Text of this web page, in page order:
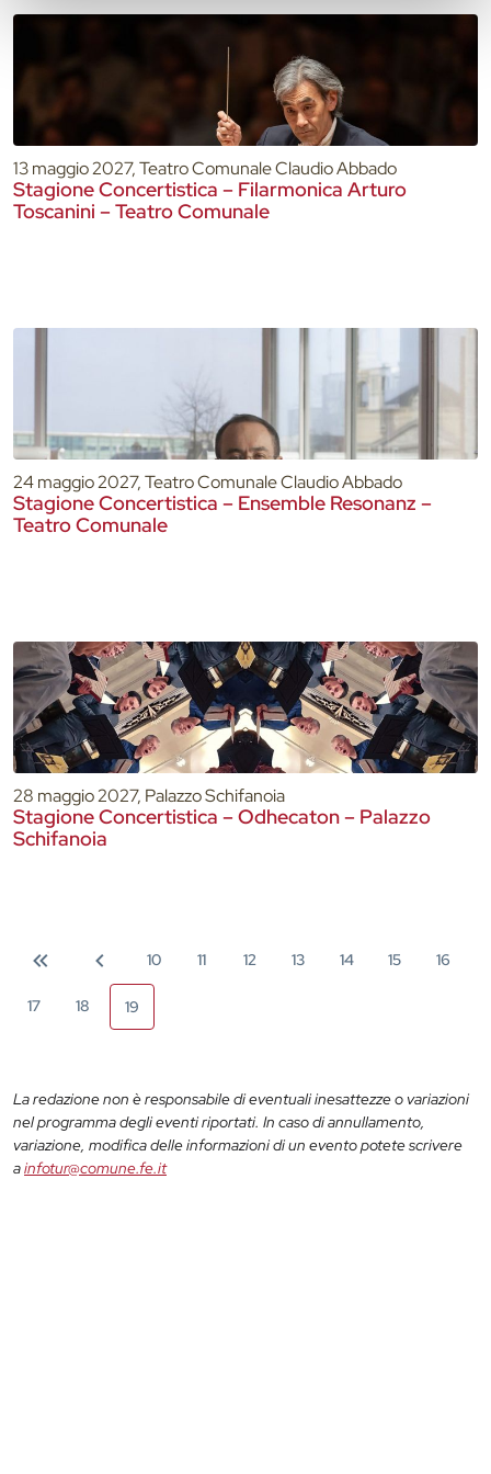
13 maggio 2027, Teatro Comunale Claudio Abbado
Stagione Concertistica – Filarmonica Arturo
Toscanini – Teatro Comunale
24 maggio 2027, Teatro Comunale Claudio Abbado
Stagione Concertistica – Ensemble Resonanz –
Teatro Comunale
28 maggio 2027, Palazzo Schifanoia
Stagione Concertistica – Odhecaton – Palazzo
Schifanoia
10 11 12 13 14 15 16
17 18 19
La redazione non è responsabile di eventuali inesattezze o variazioni
nel programma degli eventi riportati. In caso di annullamento,
variazione, modifica delle informazioni di un evento potete scrivere
ainfotur@comune.fe.it